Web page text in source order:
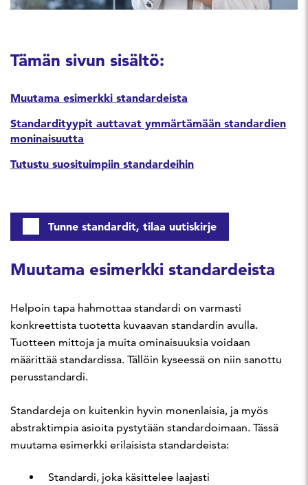
Tämän sivun sisältö:
Muutama esimerkki standardeista
Standardityypit auttavat ymmärtämään standardien
moninaisuutta
Tutustu suosituimpiin standardeihin
Tunne standardit, tilaa uutiskirje
Muutama esimerkki standardeista
Helpoin tapa hahmottaa standardi on varmasti
konkreettista tuotetta kuvaavan standardin avulla.
Tuotteen mittoja ja muita ominaisuuksia voidaan
määrittää standardissa. Tällöin kyseessä on niin sanottu
perusstandardi.
Standardeja on kuitenkin hyvin monenlaisia, ja myös
abstraktimpia asioita pystytään standardoimaan. Tässä
muutama esimerkki erilaisista standardeista:
Standardi, joka käsittelee laajasti